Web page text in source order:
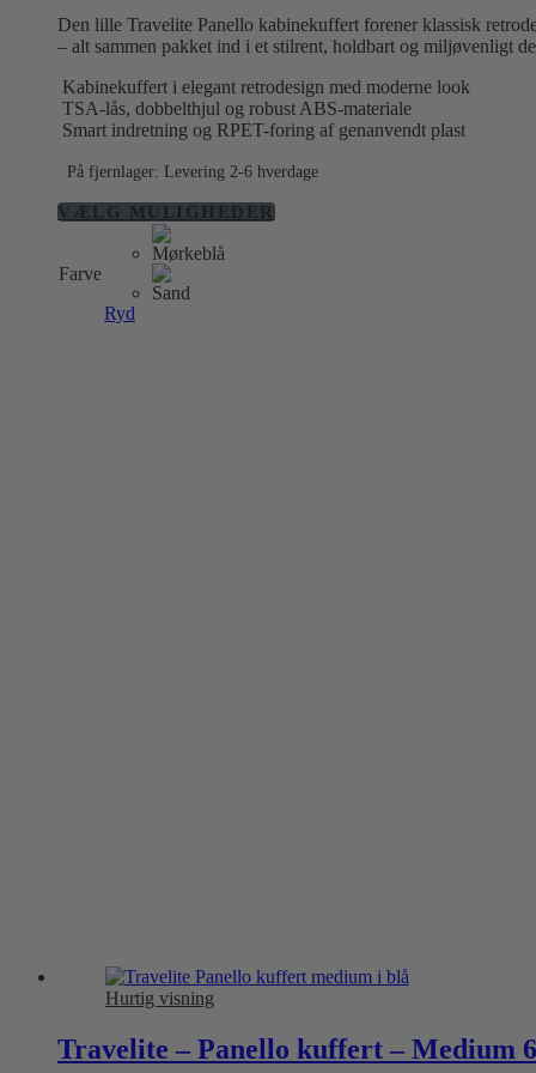
1.099,00 kr..799,00 kr..
Den lille Travelite Panello kabinekuffert forener klassisk
– alt sammen pakket ind i et stilrent, holdbart og miljøvenligt
Kabinekuffert i elegant retrodesign med moderne look
TSA-lås, dobbelthjul og robust ABS-materiale
Smart indretning og RPET-foring af genanvendt plast
På fjernlager: Levering 2-6 hverdage
VÆLG MULIGHEDERDette
Farve
Ryd
Hurtig visning
Travelite – Panello kuffert – Medium